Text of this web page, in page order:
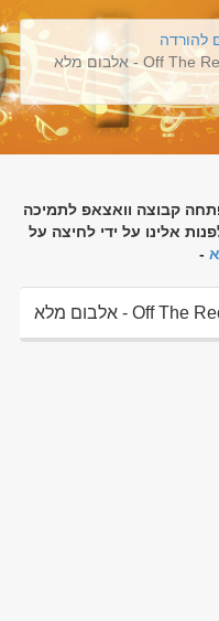
להורדה
ברוך לוין, משה מנדלוביץ - Off The Record 3 - אלבום מלא
קבוצה וואצאפ לתמיכה
אלינו על ידי לחיצה על
-
ברוך לוין, משה מנדלוביץ - Off The Record 3 - אלבום מלא